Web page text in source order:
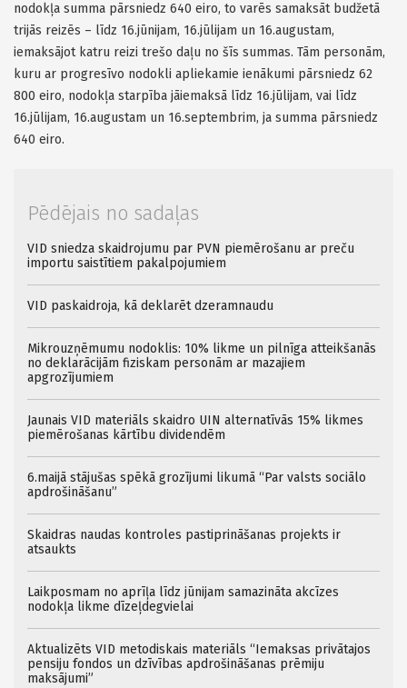
nodokļa summa pārsniedz 640 eiro, to varēs samaksāt budžetā
trijās reizēs – līdz 16.jūnijam, 16.jūlijam un 16.augustam,
iemaksājot katru reizi trešo daļu no šīs summas. Tām personām,
kuru ar progresīvo nodokli apliekamie ienākumi pārsniedz 62
800 eiro, nodokļa starpība jāiemaksā līdz 16.jūlijam, vai līdz
16.jūlijam, 16.augustam un 16.septembrim, ja summa pārsniedz
640 eiro.
Pēdējais no sadaļas
VID sniedza skaidrojumu par PVN piemērošanu ar preču
importu saistītiem pakalpojumiem
VID paskaidroja, kā deklarēt dzeramnaudu
Mikrouzņēmumu nodoklis: 10% likme un pilnīga atteikšanās
no deklarācijām fiziskam personām ar mazajiem
apgrozījumiem
Jaunais VID materiāls skaidro UIN alternatīvās 15% likmes
piemērošanas kārtību dividendēm
6.maijā stājušas spēkā grozījumi likumā “Par valsts sociālo
apdrošināšanu”
Skaidras naudas kontroles pastiprināšanas projekts ir
atsaukts
Laikposmam no aprīļa līdz jūnijam samazināta akcīzes
nodokļa likme dīzeļdegvielai
Aktualizēts VID metodiskais materiāls “Iemaksas privātajos
pensiju fondos un dzīvības apdrošināšanas prēmiju
maksājumi”